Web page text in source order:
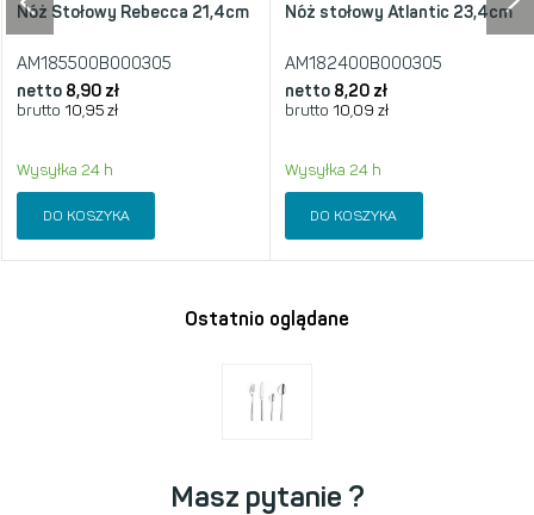
Nóż Stołowy Rebecca 21,4cm
AM185500B000305
netto 8,90 zł
brutto 10,95 zł
Wysyłka 24 h
DO KOSZYKA
Nóż stołowy Atlantic 23,4cm
AM182400B000305
netto 8,20 zł
brutto 10,09 zł
Wysyłka 24 h
DO KOSZYKA
Ostatnio oglądane
Masz pytanie ?